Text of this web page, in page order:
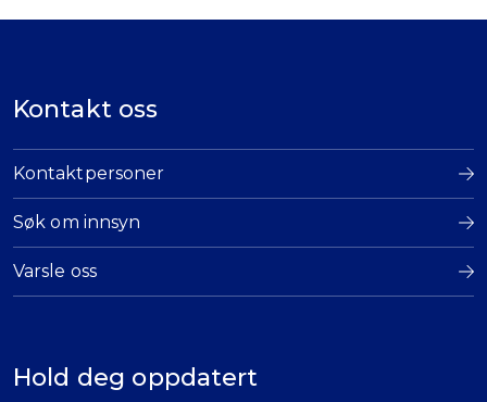
Kontakt oss
Kontaktpersoner
Søk om innsyn
Varsle oss
Hold deg oppdatert